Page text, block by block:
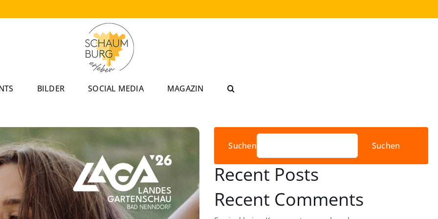
BILDER SOCIAL MEDIA MAGAZIN
Suchen Suchen
Recent Posts
Recent Comments